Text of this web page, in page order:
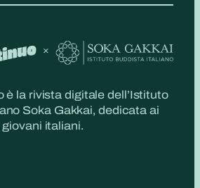
è la rivista digitale dell’Istituto
Soka Gakkai, dedicata ai
giovani italiani.